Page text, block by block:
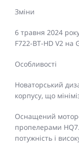
Зміни
6 травня 2024
F722-BT-HD V2 на
Особливості
Новаторський
корпусу, що
Оснащений
пропелерами
потужність і